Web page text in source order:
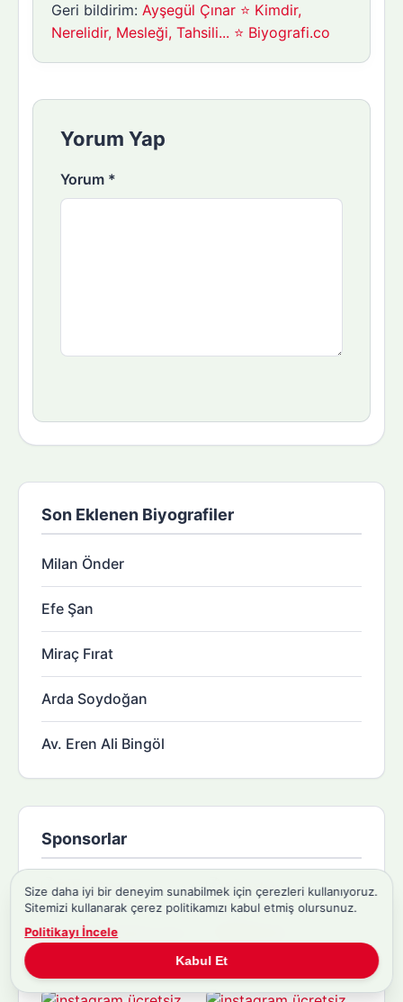
Geri bildirim: Ayşegül Çınar ⭐ Kimdir,
Nerelidir, Mesleği, Tahsili... ⭐ Biyografi.co
Yorum Yap
Yorum *
Son Eklenen Biyografiler
Milan Önder
Efe Şan
Miraç Fırat
Arda Soydoğan
Av. Eren Ali Bingöl
Sponsorlar
Size daha iyi bir deneyim sunabilmek için çerezleri kullanıyoruz.
Sitemizi kullanarak çerez politikamızı kabul etmiş olursunuz.
Politikayı İncele
Kabul Et